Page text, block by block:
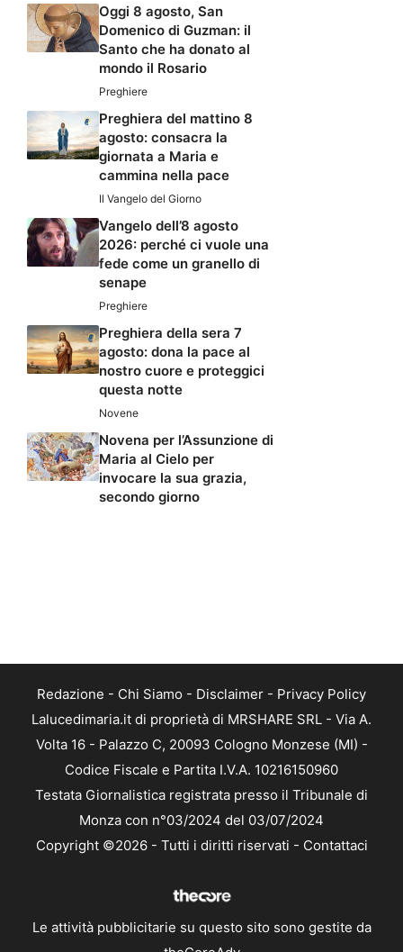
Oggi 8 agosto, San
Domenico di Guzman: il
Santo che ha donato al
mondo il Rosario
Preghiere
Preghiera del mattino 8
agosto: consacra la
giornata a Maria e
cammina nella pace
Il Vangelo del Giorno
Vangelo dell’8 agosto
2026: perché ci vuole una
fede come un granello di
senape
Preghiere
Preghiera della sera 7
agosto: dona la pace al
nostro cuore e proteggici
questa notte
Novene
Novena per l’Assunzione di
Maria al Cielo per
invocare la sua grazia,
secondo giorno
Redazione - Chi Siamo - Disclaimer - Privacy Policy
Lalucedimaria.it di proprietà di MRSHARE SRL - Via A.
Volta 16 - Palazzo C, 20093 Cologno Monzese (MI) -
Codice Fiscale e Partita I.V.A. 10216150960
Testata Giornalistica registrata presso il Tribunale di
Monza con n°03/2024 del 03/07/2024
Copyright ©2026 - Tutti i diritti riservati - Contattaci
Le attività pubblicitarie su questo sito sono gestite da